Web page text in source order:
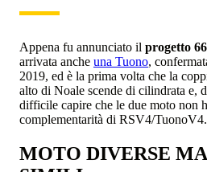
Appena fu annunciato il progetto
arrivata anche una Tuono,
2019, ed è la prima volta che la
alto di Noale scende di cilindrata e,
difficile capire che le due moto non
complementarità di RSV4/TuonoV4.
MOTO DIVERSE